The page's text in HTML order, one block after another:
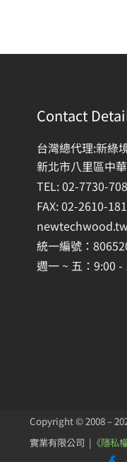
Contact
台灣總代理:新綠
新北市八里區中
TEL: 02-7730-
FAX: 02-2610-
統一編號：
週一 ~ 五：9:00
Copyright © 2008 –
實業有限公司 | 《隱私